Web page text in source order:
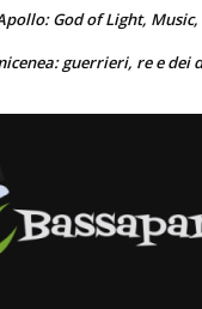
God of Light,
guerrieri, re e dei